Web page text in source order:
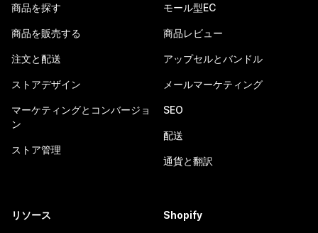
商品を探す
商品を販売する
注文と配送
ストアデザイン
マーケティングとコンバージョ
ン
ストア管理
モール型EC
商品レビュー
アップセルとバンドル
メールマーケティング
SEO
配送
通貨と翻訳
リソース Shopify